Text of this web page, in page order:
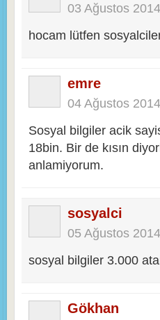
03 Ağustos 2014
hocam lütfen
emre
04 Ağustos 2014
Sosyal bilgiler acik
18bin. Bir de kısın
anlamiyorum.
sosyalci
05 Ağustos 2014
sosyal bilgiler 3.000
Gökhan